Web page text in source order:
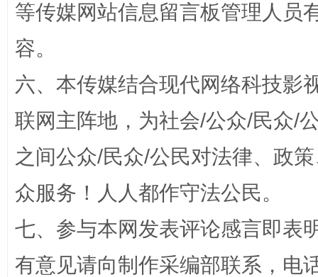
等传媒网站信息留言板管理人员
容。
六、本传媒结合现代网络科技影
联网主阵地，为社会/公众/民众/
之间公众/民众/公民对法律、政
众服务！人人都作守法公民。
七、参与本网发表评论感言即表
有意见请向制作采编部联系，电